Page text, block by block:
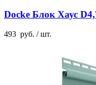
Docke Блок Хаус
493 руб. / шт.